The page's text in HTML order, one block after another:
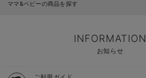
ママ&ベビーの商品を探す
INFORMATION
お知らせ